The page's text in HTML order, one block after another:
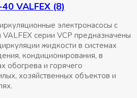
VALFEX (8)
электронасосы с
серии VCP предназначены
жидкости в системах
кондиционирования, в
обогрева и горячего
хозяйственных объектов и